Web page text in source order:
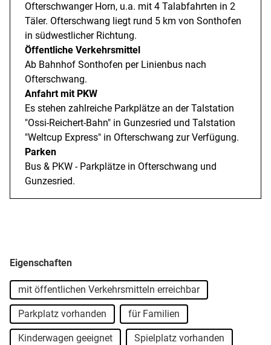
Hörnerbahn können Sie jederzeit mit kostenfreiem
Busshuttle beide Skigebiete mit dem gleichen Skipass
nutzen.
Ofterschwanger Horn, u.a. mit 4 Talabfahrten in 2
Täler. Ofterschwang liegt rund 5 km von Sonthofen
in südwestlicher Richtung.
Öffentliche Verkehrsmittel
Ab Bahnhof Sonthofen per Linienbus nach
Ofterschwang.
Anfahrt mit PKW
Es stehen zahlreiche Parkplätze an der Talstation
"Ossi-Reichert-Bahn" in Gunzesried und Talstation
"Weltcup Express" in Ofterschwang zur Verfügung.
Parken
Bus & PKW - Parkplätze in Ofterschwang und
Gunzesried.
Eigenschaften
mit öffentlichen Verkehrsmitteln erreichbar
Parkplatz vorhanden für Familien
Kinderwagen geeignet Spielplatz vorhanden